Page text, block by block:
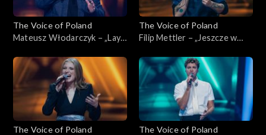
The Voice of Poland
Mateusz Włodarczyk – „Lay
Poland”, Nokaut, 1 listopada
2025
The Voice of Poland
Filip Mettler – „Jeszcze w
Poland”, Nokaut, 1 listopada
2025
The Voice of Poland
The Voice of Poland